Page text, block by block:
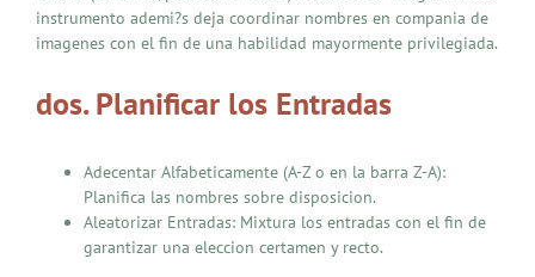
instrumento ademi?s deja coordinar nombres en compania de
imagenes con el fin de una habilidad mayormente privilegiada.
dos. Planificar los Entradas
Adecentar Alfabeticamente (A-Z o en la barra Z-A):
Planifica las nombres sobre disposicion.
Aleatorizar Entradas: Mixtura los entradas con el fin de
garantizar una eleccion certamen y recto.